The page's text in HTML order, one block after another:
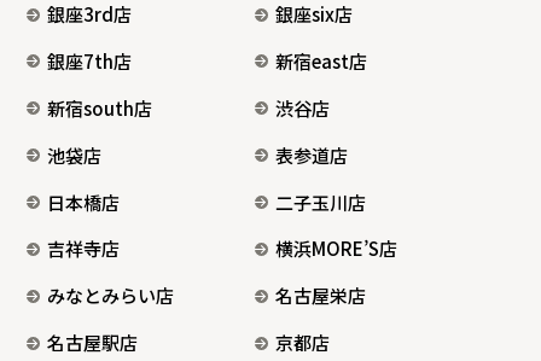
銀座3rd店
銀座six店
銀座7th店
新宿east店
新宿south店
渋谷店
池袋店
表参道店
日本橋店
二子玉川店
吉祥寺店
横浜MORE’S店
みなとみらい店
名古屋栄店
名古屋駅店
京都店